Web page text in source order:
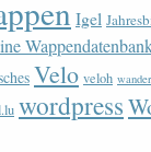
Igel
Velo veloh
wordpress